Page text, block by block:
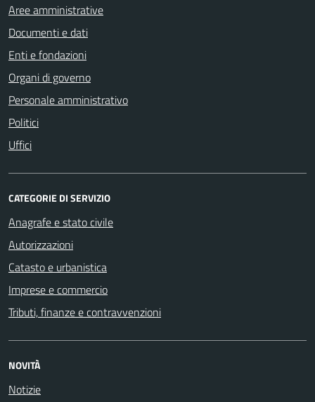
Aree amministrative
Documenti e dati
Enti e fondazioni
Organi di governo
Personale amministrativo
Politici
Uffici
CATEGORIE DI SERVIZIO
Anagrafe e stato civile
Autorizzazioni
Catasto e urbanistica
Imprese e commercio
Tributi, finanze e contravvenzioni
NOVITÀ
Notizie